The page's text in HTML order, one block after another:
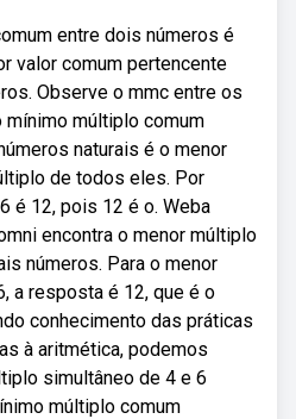
entre dois números é
valor comum pertencente
Observe o mmc entre os
mínimo múltiplo comum
naturais é o menor
de todos eles. Por
é 12, pois 12 é o. Weba
encontra o menor múltiplo
números. Para o menor
a resposta é 12, que é o
conhecimento das práticas
à aritmética, podemos
simultâneo de 4 e 6
múltiplo comum